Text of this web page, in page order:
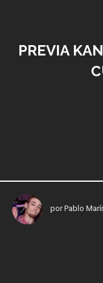
PREVIA
porPablo